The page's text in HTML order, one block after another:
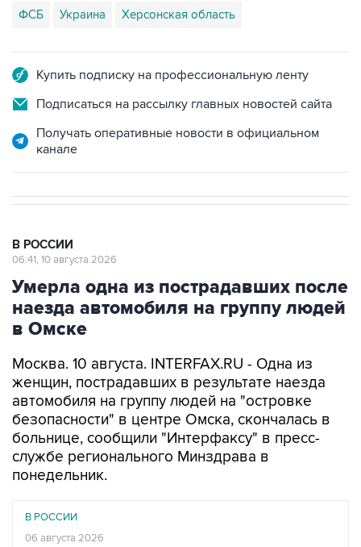
ФСБ Украина Херсонская область
Купить подписку на профессиональную ленту
Подписаться на рассылку главных новостей сайта
Получать оперативные новости в официальном
канале
В РОССИИ
06:41, 10 августа 2026
Умерла одна из пострадавших после
наезда автомобиля на группу людей
в Омске
Москва. 10 августа. INTERFAX.RU - Одна из
женщин, пострадавших в результате наезда
автомобиля на группу людей на "островке
безопасности" в центре Омска, скончалась в
больнице, сообщили "Интерфаксу" в пресс-
службе регионального Минздрава в
понедельник.
В РОССИИ
06 августа 2026